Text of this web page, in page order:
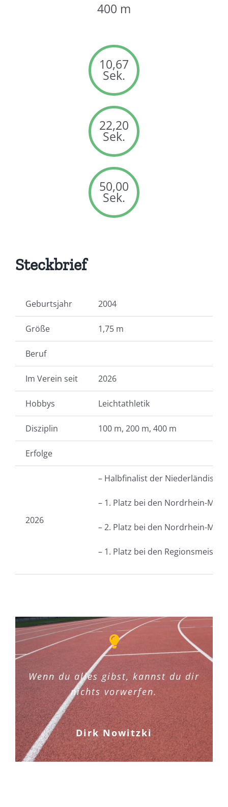
400 m
10,67
Sek.
22,20
Sek.
50,00
Sek.
Steckbrief
Geburtsjahr 2004
Größe 1,75 m
Beruf
Im Verein seit 2026
Hobbys Leichtathletik
Disziplin 100 m, 200 m, 400 m
Erfolge
2026
– Halbfinalist der
– 1. Platz bei den Nordrhein-
– 2. Platz bei den Nordrhein-
– 1. Platz bei den
Wenn du alles gibst, kannst du dir
nichts vorwerfen.
Dirk Nowitzki